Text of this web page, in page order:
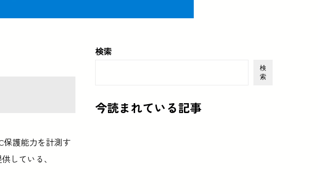
護能力を計測す
している、
検索
検
索
今読まれている記事